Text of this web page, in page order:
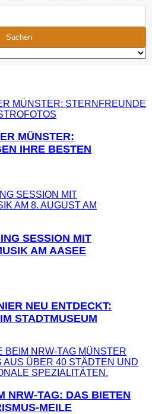
Suchen
MÜNSTER:
IHRE BESTEN
SESSION MIT
AM AASEE
NEU ENTDECKT:
STADTMUSEUM
NRW-TAG: DAS BIETEN
MEILE